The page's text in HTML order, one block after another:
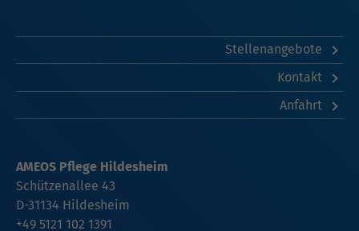
Stellenangebote
Kontakt
Anfahrt
AMEOS Pflege Hildesheim
Schützenallee 43
D-31134 Hildesheim
+49 5121 102 1391